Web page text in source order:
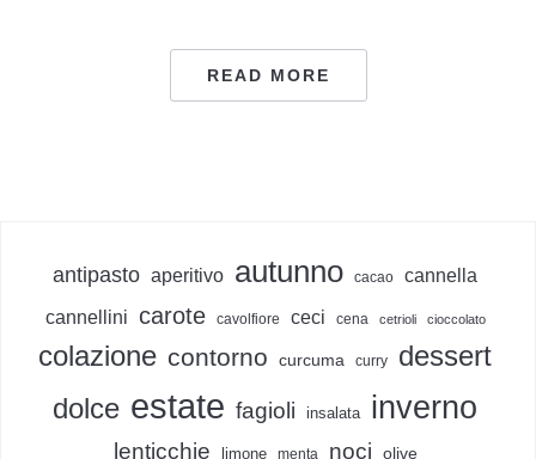
READ MORE
antipasto aperitivo autunno cacao
cannella
cannellini carote cavolfiore ceci cena cetrioli cioccolato
colazione contorno curcuma curry dessert
dolce estate fagioli insalata inverno
lenticchie limone menta noci olive